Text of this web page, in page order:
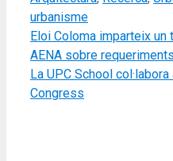
urbanisme
Eloi Coloma imparteix un
AENA sobre
La UPC School
Congress